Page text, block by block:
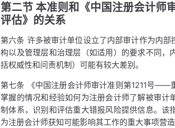
第二节 本准则和《中国注册会计
评估》的关系
第六条 许多被审计单位设立了内部审计作为内
构以及管理层和治理层（如适用）的要求不同
括权威性和问责机制）可能有较大差别。
第七条 《中国注册会计师审计准则第1211号——
掌握的情况和经验如何为注册会计师了解被审
制体系，识别和评估重大错报风险提供信息。
为注册会计师获知可能影响其工作的重大事项营造